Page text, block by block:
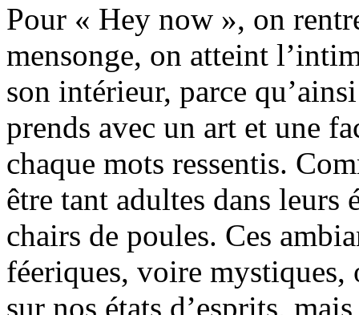
Pour « Hey now », on
mensonge, on atteint
son intérieur, parce
prends avec un art et une
chaque mots ressentis.
être tant adultes dans leurs
chairs de poules. Ces
féeriques, voire
sur nos états d’esprits,